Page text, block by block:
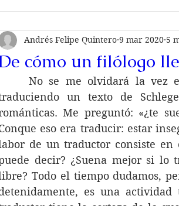
cómo un filólogo
Andrés Felipe Quintero 9 mar 2020 5
No se me olvidará la vez
un texto de
Me preguntó: «¿te
eso era traducir: estar
de un traductor consiste en
decir? ¿Suena mejor si lo
Todo el tiempo dudamos,
es una